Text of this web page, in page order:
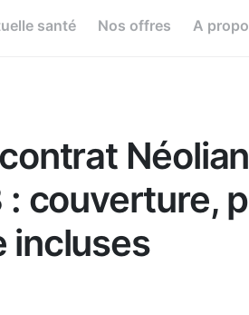
santé Nos offres A
: couverture,
incluses